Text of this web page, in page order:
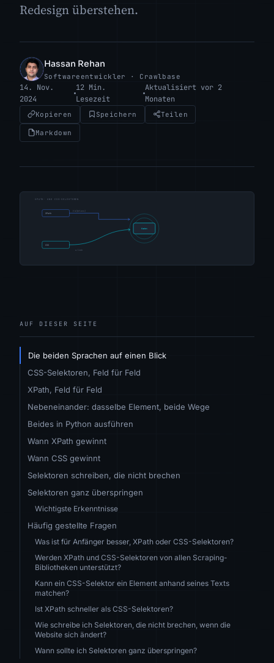
Redesign überstehen.
HR
Hassan Rehan
Softwareentwickler · Crawlbase
14. Nov.
2024
12 Min.
Lesezeit
Aktualisiert vor 2
Monaten
Kopieren Speichern Teilen
Markdown
AUF DIESER SEITE
Die beiden Sprachen auf einen Blick
CSS-Selektoren, Feld für Feld
XPath, Feld für Feld
Nebeneinander: dasselbe Element, beide Wege
Beides in Python ausführen
Wann XPath gewinnt
Wann CSS gewinnt
Selektoren schreiben, die nicht brechen
Selektoren ganz überspringen
Wichtigste Erkenntnisse
Häufig gestellte Fragen
Was ist für Anfänger besser, XPath oder CSS-Selektoren?
Werden XPath und CSS-Selektoren von allen Scraping-
Bibliotheken unterstützt?
Kann ein CSS-Selektor ein Element anhand seines Texts
matchen?
Ist XPath schneller als CSS-Selektoren?
Wie schreibe ich Selektoren, die nicht brechen, wenn die
Website sich ändert?
Wann sollte ich Selektoren ganz überspringen?